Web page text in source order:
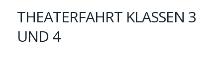
THEATERFAHRT KLASSEN 3
UND 4